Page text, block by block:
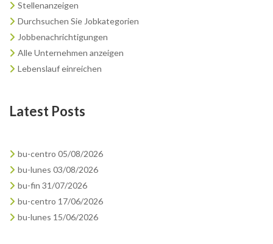
Stellenanzeigen
Durchsuchen Sie Jobkategorien
Jobbenachrichtigungen
Alle Unternehmen anzeigen
Lebenslauf einreichen
Latest Posts
bu-centro 05/08/2026
bu-lunes 03/08/2026
bu-fin 31/07/2026
bu-centro 17/06/2026
bu-lunes 15/06/2026